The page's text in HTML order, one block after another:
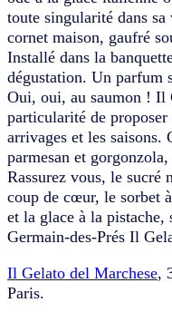
toute singularité dans
cornet maison, gaufré
Installé dans la
dégustation. Un parfum
Oui, oui, au saumon ! Il
particularité de proposer
arrivages et les saisons.
parmesan et
Rassurez vous, le sucré
coup de cœur, le sorbet
et la glace à la
Germain-des-Prés Il
Il Gelato del Marchese,
Paris.